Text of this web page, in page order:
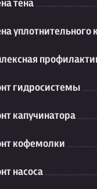
тена
уплотнительного
гидросистемы
капучинатора
кофемолки
насоса